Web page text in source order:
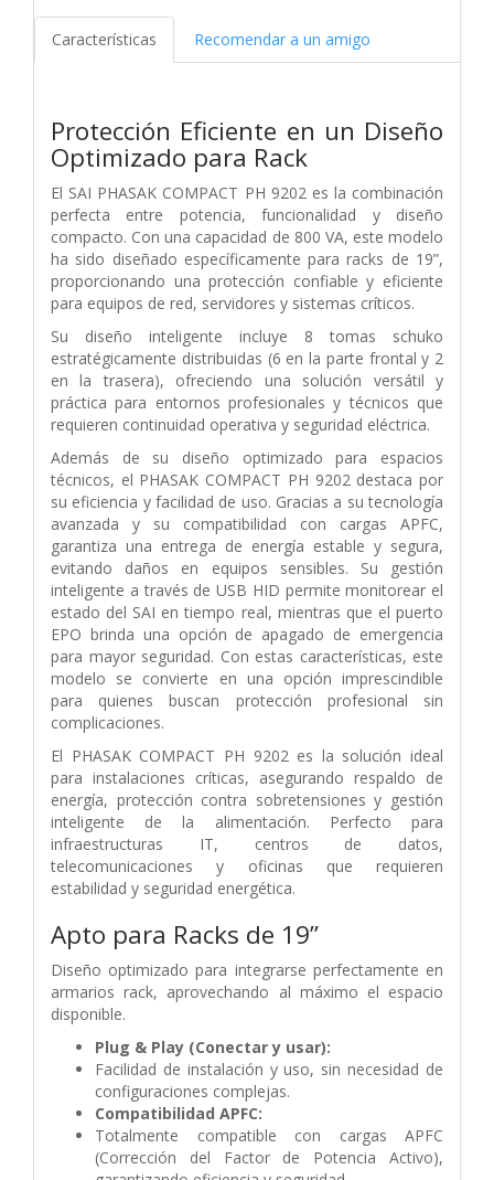
Características Recomendar a un amigo
Protección Eficiente en un Diseño
Optimizado para Rack
El SAI PHASAK COMPACT PH 9202 es la combinación
perfecta entre potencia, funcionalidad y diseño
compacto. Con una capacidad de 800 VA, este modelo
ha sido diseñado específicamente para racks de 19”,
proporcionando una protección confiable y eficiente
para equipos de red, servidores y sistemas críticos.
Su diseño inteligente incluye 8 tomas schuko
estratégicamente distribuidas (6 en la parte frontal y 2
en la trasera), ofreciendo una solución versátil y
práctica para entornos profesionales y técnicos que
requieren continuidad operativa y seguridad eléctrica.
Además de su diseño optimizado para espacios
técnicos, el PHASAK COMPACT PH 9202 destaca por
su eficiencia y facilidad de uso. Gracias a su tecnología
avanzada y su compatibilidad con cargas APFC,
garantiza una entrega de energía estable y segura,
evitando daños en equipos sensibles. Su gestión
inteligente a través de USB HID permite monitorear el
estado del SAI en tiempo real, mientras que el puerto
EPO brinda una opción de apagado de emergencia
para mayor seguridad. Con estas características, este
modelo se convierte en una opción imprescindible
para quienes buscan protección profesional sin
complicaciones.
El PHASAK COMPACT PH 9202 es la solución ideal
para instalaciones críticas, asegurando respaldo de
energía, protección contra sobretensiones y gestión
inteligente de la alimentación. Perfecto para
infraestructuras IT, centros de datos,
telecomunicaciones y oficinas que requieren
estabilidad y seguridad energética.
Apto para Racks de 19”
Diseño optimizado para integrarse perfectamente en
armarios rack, aprovechando al máximo el espacio
disponible.
Plug & Play (Conectar y usar):
Facilidad de instalación y uso, sin necesidad de
configuraciones complejas.
Compatibilidad APFC:
Totalmente compatible con cargas APFC
(Corrección del Factor de Potencia Activo),